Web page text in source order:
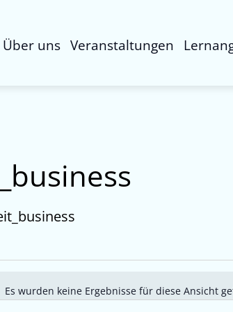
Über uns Veranstaltungen
Es wurden keine Ergebnisse für diese Ansicht